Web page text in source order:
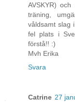
AVSKYR)
träning,
våldsamt slag
fel plats i
förstå!! :)
Mvh Erika
Svara
Catrine 27